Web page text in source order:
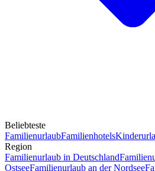
Beliebteste
FamilienurlaubFamilienhotels
Region
Familienurlaub in Deutschland
OstseeFamilienurlaub an der Nordsee